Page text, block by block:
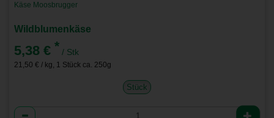
Käse Moosbrugger
Wildblumenkäse
5,38 € * / Stk
21,50 € / kg, 1 Stück ca. 250g
Stück
Anzahl